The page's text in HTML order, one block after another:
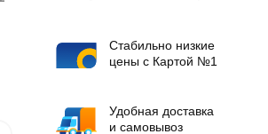
Стабильно низкие
цены с Картой №1
Удобная доставка
и самовывоз